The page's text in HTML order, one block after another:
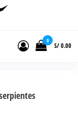
Acero | Tienda de
Vinilos, CDs y más.
0
S/ 0.00